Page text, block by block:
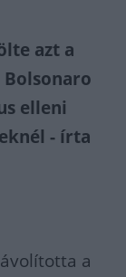
azt a
elleni
- írta
a